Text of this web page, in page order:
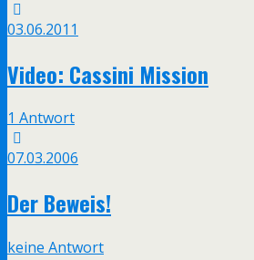
03.06.2011
Video: Cassini Mission
1 Antwort
07.03.2006
Der Beweis!
keine Antwort